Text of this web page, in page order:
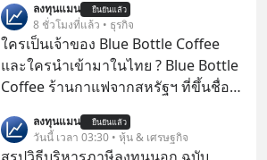
ลงทุนแมน ยืนยันแล้ว
8 ชั่วโมงที่แล้ว • ธุรกิจ
ใครเป็นเจ้าของ Blue Bottle Coffee
และใครนำเข้ามาในไทย ? Blue Bottle
Coffee ร้านกาแฟจากสหรัฐฯ ที่ขึ้นชื่อ
แรกในประเทศไทย ที่ Central Park
ลงทุนแมน ยืนยันแล้ว
วันนี้ เวลา 03:30 • หุ้น & เศรษฐกิจ